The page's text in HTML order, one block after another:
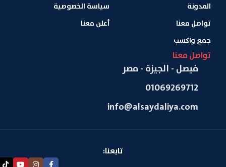
المدونة
تواصل معنا
جمع واكسب
سياسة الخصوصية
أعلن معنا
تواصل معنا
فيصل - الجيزة - مصر
01069269712
info@alsaydaliya.com
تابعنا: